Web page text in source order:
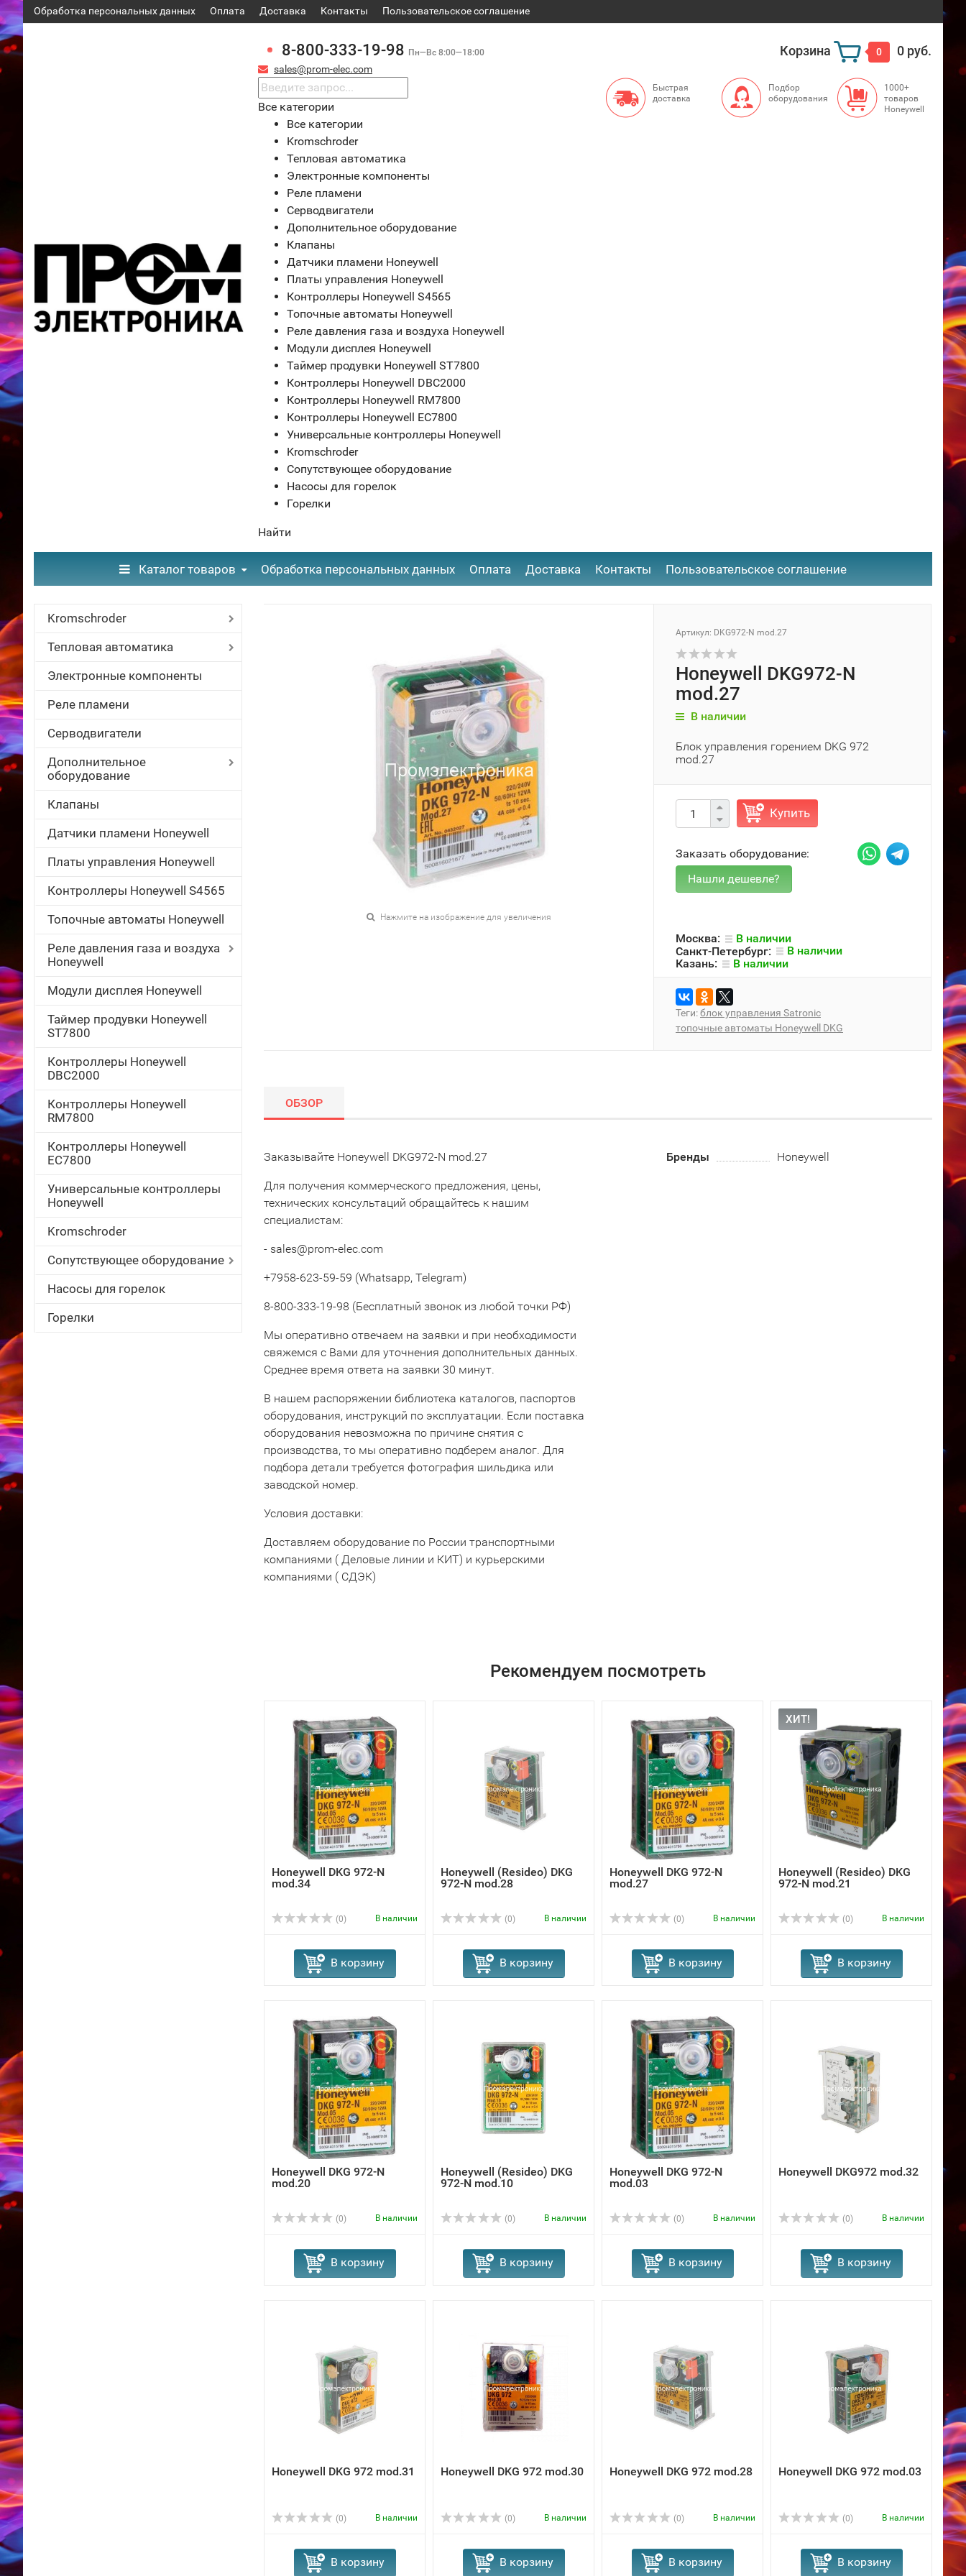
Обработка персональных данных Оплата Доставка Контакты ​Пользовательское соглашение
8-800-333-19-98 Пн—Вс 8:00—18:00
sales@prom-elec.com
Корзина 0 0 руб.
Все категории
Все категории
Kromschroder
Тепловая автоматика
Электронные компоненты
Реле пламени
Серводвигатели
Дополнительное оборудование
Клапаны
Датчики пламени Honeywell
Платы управления Honeywell
Контроллеры Honeywell S4565
Топочные автоматы Honeywell
Реле давления газа и воздуха Honeywell
Модули дисплея Honeywell
Таймер продувки Honeywell ST7800
Контроллеры Honeywell DBC2000
Контроллеры Honeywell RM7800
Контроллеры Honeywell EC7800
Универсальные контроллеры Honeywell
Kromschroder
Сопутствующее оборудование
Насосы для горелок
Горелки
Найти
Быстрая
доставка
Подбор
оборудования
1000+
товаров
Honeywell
Каталог товаров Обработка персональных данных Оплата Доставка Контакты ​Пользовательское соглашение
Kromschroder
Тепловая автоматика
Электронные компоненты
Реле пламени
Серводвигатели
Дополнительное
оборудование
Клапаны
Датчики пламени Honeywell
Платы управления Honeywell
Контроллеры Honeywell S4565
Топочные автоматы Honeywell
Реле давления газа и воздуха
Honeywell
Модули дисплея Honeywell
Таймер продувки Honeywell
ST7800
Контроллеры Honeywell
DBC2000
Контроллеры Honeywell
RM7800
Контроллеры Honeywell
EC7800
Универсальные контроллеры
Honeywell
Kromschroder
Сопутствующее оборудование
Насосы для горелок
Горелки
Нажмите на изображение для увеличения
Артикул: DKG972-N mod.27
Honeywell DKG972-N
mod.27
В наличии
Блок управления горением DKG 972
mod.27
Купить
Заказать оборудование:
Москва:
В наличии
Санкт-Петербург:
В наличии
Казань:
В наличии
Теги:блок управления Satronic
топочные автоматы Honeywell DKG
ОБЗОР
Заказывайте Honeywell DKG972-N mod.27
Для получения коммерческого предложения, цены,
технических консультаций обращайтесь к нашим
специалистам:
- sales@prom-elec.com
+7958-623-59-59 (Whatsapp, Telegram)
8-800-333-19-98 (Бесплатный звонок из любой точки РФ)
Мы оперативно отвечаем на заявки и при необходимости
свяжемся с Вами для уточнения дополнительных данных.
Среднее время ответа на заявки 30 минут.
В нашем распоряжении библиотека каталогов, паспортов
оборудования, инструкций по эксплуатации. Если поставка
оборудования невозможна по причине снятия с
производства, то мы оперативно подберем аналог. Для
подбора детали требуется фотография шильдика или
заводской номер.
Условия доставки:
Доставляем оборудование по России транспортными
компаниями ( Деловые линии и КИТ) и курьерскими
компаниями ( СДЭК)
Бренды Honeywell
Рекомендуем посмотреть
Honeywell DKG 972-N
mod.34
(0) В наличии
В корзину
Honeywell (Resideo) DKG
972-N mod.28
(0) В наличии
В корзину
Honeywell DKG 972-N
mod.27
(0) В наличии
В корзину
ХИТ!
Honeywell (Resideo) DKG
972-N mod.21
(0) В наличии
В корзину
Honeywell DKG 972-N
mod.20
(0) В наличии
В корзину
Honeywell (Resideo) DKG
972-N mod.10
(0) В наличии
В корзину
Honeywell DKG 972-N
mod.03
(0) В наличии
В корзину
Honeywell DKG972 mod.32
(0) В наличии
В корзину
Honeywell DKG 972 mod.31
(0) В наличии
В корзину
Honeywell DKG 972 mod.30
(0) В наличии
В корзину
Honeywell DKG 972 mod.28
(0) В наличии
В корзину
Honeywell DKG 972 mod.03
(0) В наличии
В корзину